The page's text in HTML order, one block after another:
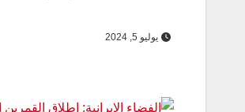
يوليو 5, 2024